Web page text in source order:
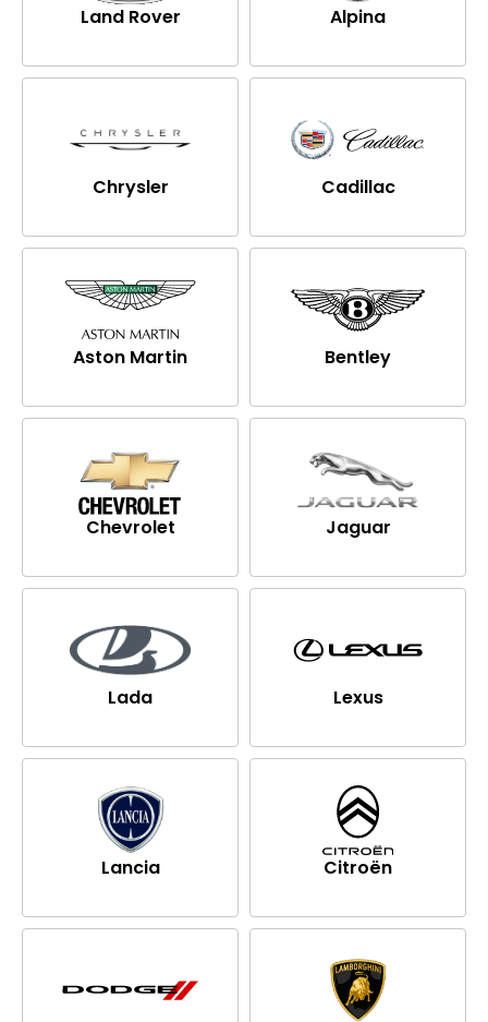
Land Rover Alpina
Chrysler Cadillac
Aston Martin Bentley
Chevrolet Jaguar
Lada Lexus
Lancia Citroën